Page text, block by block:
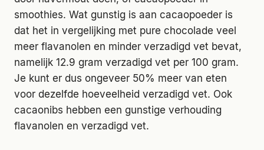
smoothies. Wat gunstig is aan cacaopoeder is
dat het in vergelijking met pure chocolade veel
meer flavanolen en minder verzadigd vet bevat,
namelijk 12.9 gram verzadigd vet per 100 gram.
Je kunt er dus ongeveer 50% meer van eten
voor dezelfde hoeveelheid verzadigd vet. Ook
cacaonibs hebben een gunstige verhouding
flavanolen en verzadigd vet.